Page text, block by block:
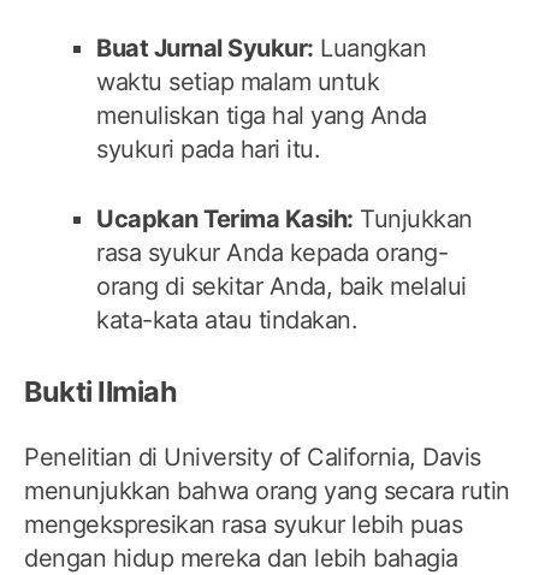
Buat Jurnal Syukur: Luangkan
waktu setiap malam untuk
menuliskan tiga hal yang Anda
syukuri pada hari itu.
Ucapkan Terima Kasih: Tunjukkan
rasa syukur Anda kepada orang-
orang di sekitar Anda, baik melalui
kata-kata atau tindakan.
Bukti Ilmiah
Penelitian di University of California, Davis
menunjukkan bahwa orang yang secara rutin
mengekspresikan rasa syukur lebih puas
dengan hidup mereka dan lebih bahagia